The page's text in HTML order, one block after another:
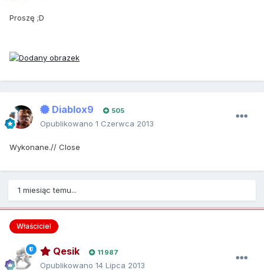
Proszę ;D
Diablox9 505
Opublikowano 1 Czerwca 2013
Wykonane.// Close
1 miesiąc temu...
Właściciel
Qesik 11 987
Opublikowano 14 Lipca 2013